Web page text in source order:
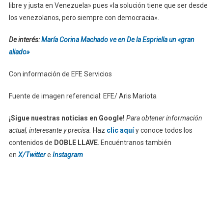
libre y justa en Venezuela» pues «la solución tiene que ser desde
los venezolanos, pero siempre con democracia».
De interés:María Corina Machado ve en De la Espriella un «gran
aliado»
Con información de EFE Servicios
Fuente de imagen referencial: EFE/ Aris Mariota
¡Sigue nuestras noticias en Google! Para obtener información
actual, interesante y precisa. Haz clic aquíy conoce todos los
contenidos de DOBLE LLAVE. Encuéntranos también
enX/Twittere Instagram